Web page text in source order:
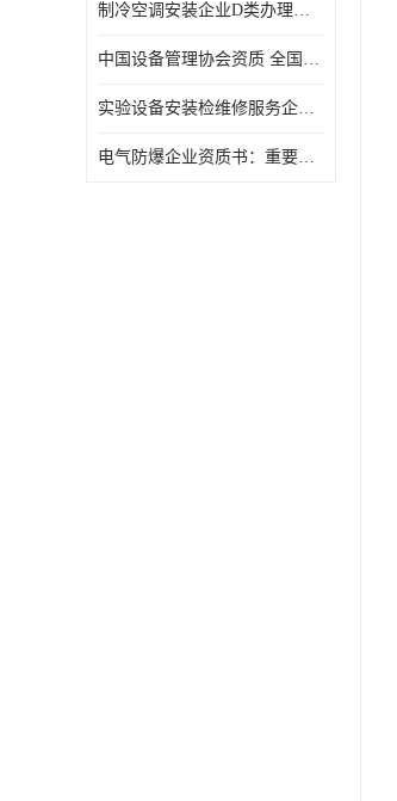
制冷空调安装企业D类办理要求
中国设备管理协会资质 全国均可办理
实验设备安装检维修服务企业申报要求和流程.
​电气防爆企业资质书：重要性及作用